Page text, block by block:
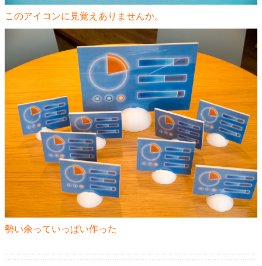
このアイコンに見覚えありませんか。
勢い余っていっぱい作った